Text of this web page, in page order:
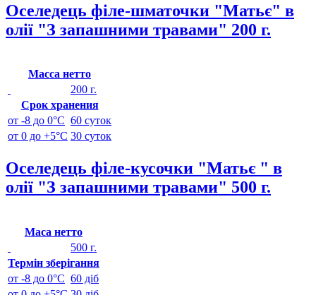
Оселедець філе-шматочки "Матьє" в
олії "З запашними травами" 200 г.
Масса нетто
200 г.
Срок хранения
от -8 до 0°C 60 суток
от 0 до +5°C 30 суток
Оселедець філе-кусочки "Матьє " в
олії "З запашними травами" 500 г.
Маса нетто
500 г.
Термін зберігання
от -8 до 0°C 60 діб